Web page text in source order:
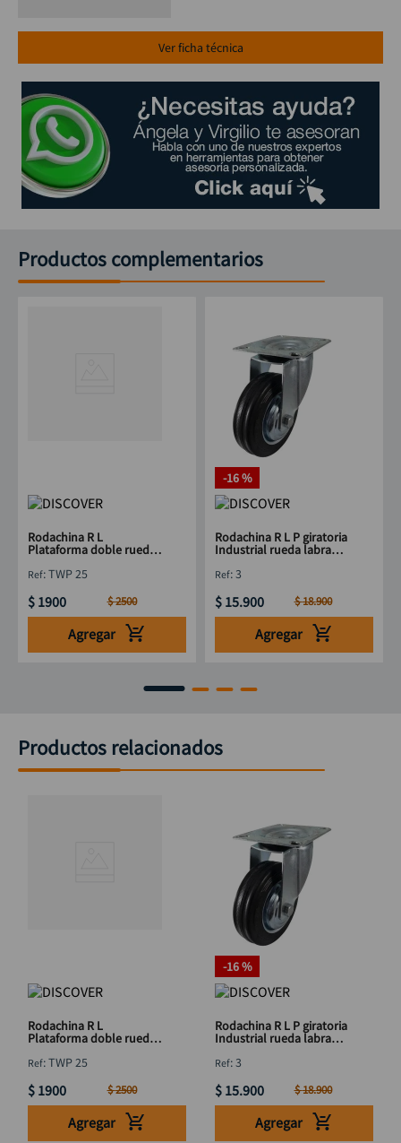
Ver ficha técnica
Productos complementarios
Rodachina R L
Plataforma doble rueda
:TWP 25
$ 1900 $2500
Agregar
-16 %
Rodachina R L P giratoria
Industrial rueda labrada
:3
$ 15.900 $18.900
Agregar
Productos relacionados
Rodachina R L
Plataforma doble rueda
:TWP 25
$ 1900 $2500
Agregar
-16 %
Rodachina R L P giratoria
Industrial rueda labrada
:3
$ 15.900 $18.900
Agregar